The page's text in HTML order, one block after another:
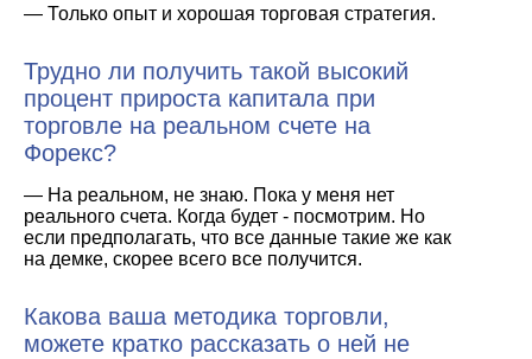
— Только опыт и хорошая торговая стратегия.
Трудно ли получить такой высокий
процент прироста капитала при
торговле на реальном счете на
Форекс?
— На реальном, не знаю. Пока у меня нет
реального счета. Когда будет - посмотрим. Но
если предполагать, что все данные такие же как
на демке, скорее всего все получится.
Какова ваша методика торговли,
можете кратко рассказать о ней не